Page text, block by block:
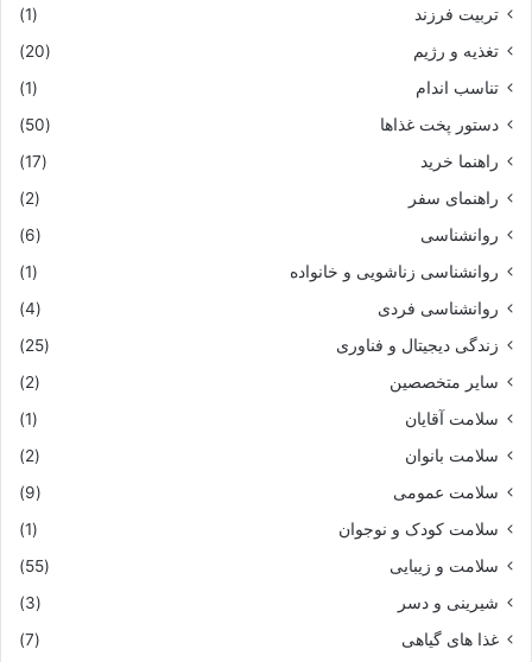
تربیت فرزند
(1)
تغذیه و رژیم
(20)
تناسب اندام
(1)
دستور پخت غذاها
(50)
راهنما خرید
(17)
راهنمای سفر
(2)
روانشناسی
(6)
روانشناسی زناشویی و خانواده
(1)
روانشناسی فردی
(4)
زندگی دیجیتال و فناوری
(25)
سایر متخصصین
(2)
سلامت آقایان
(1)
سلامت بانوان
(2)
سلامت عمومی
(9)
سلامت کودک و نوجوان
(1)
سلامت و زیبایی
(55)
شیرینی و دسر
(3)
غذا های گیاهی
(7)